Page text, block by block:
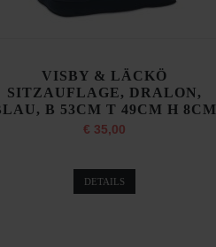
VISBY & LÄCKÖ
SITZAUFLAGE, DRALON,
B 53CM T 49CM H 8CM
€ 35,00
DETAILS